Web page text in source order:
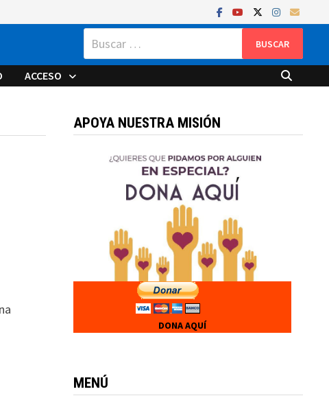
Buscar:
ACCESO
APOYA NUESTRA MISIÓN
DONA AQUÍ
MENÚ